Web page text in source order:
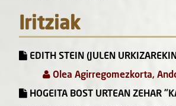
Iritziak
EDITH STEIN (JULEN
Olea Agirregomezkorta,
HOGEITA BOST URTEAN ZEHAR